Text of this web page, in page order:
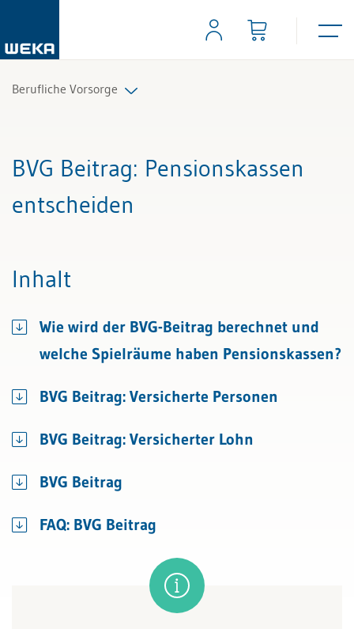
Berufliche Vorsorge
BVG Beitrag: Pensionskassen
entscheiden
Inhalt
Wie wird der BVG-Beitrag berechnet und
welche Spielräume haben Pensionskassen?
BVG Beitrag: Versicherte Personen
BVG Beitrag: Versicherter Lohn
BVG Beitrag
FAQ: BVG Beitrag